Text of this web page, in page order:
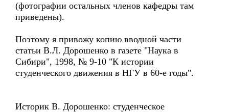
(фотографии остальных членов кафедры там
приведены).
Поэтому я привожу копию вводной части
статьи В.Л. Дорошенко в газете "Наука в
Сибири", 1998, № 9-10 "К истории
студенческого движения в НГУ в 60-е годы".
Историк В. Дорошенко: студенческое